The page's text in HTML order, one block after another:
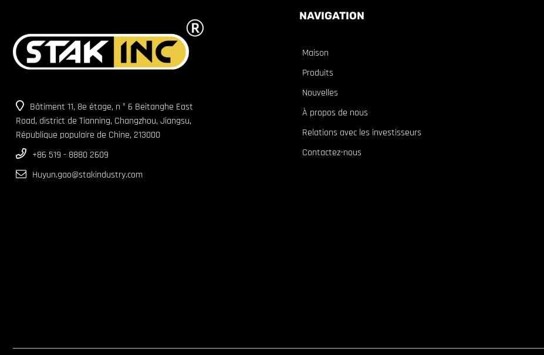
Bâtiment 11, 8e étage, n ° 6 Beitanghe East
Road, district de Tianning, Changzhou, Jiangsu,
République populaire de Chine, 213000
+86 519 - 8880 2609
Huyun.gao@stakindustry.com
NAVIGATION
Maison
Produits
Nouvelles
À propos de nous
Relations avec les investisseurs
Contactez-nous